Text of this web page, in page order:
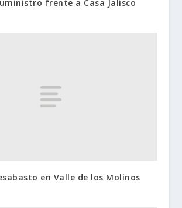
frente a Casa Jalisco
en Valle de los Molinos